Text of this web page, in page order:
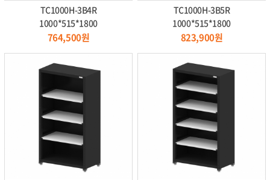
TC1000H-3B4R
1000*515*1800
764,500원
TC1000H-3B5R
1000*515*1800
823,900원